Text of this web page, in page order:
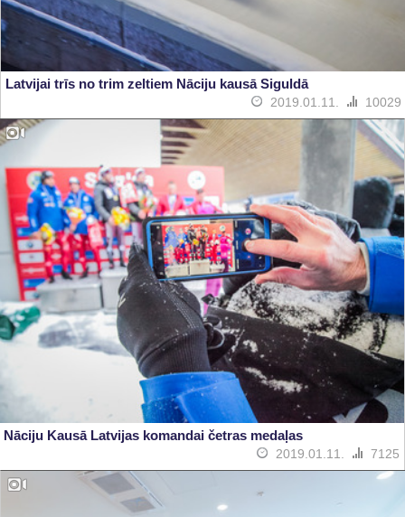
Latvijai trīs no trim zeltiem Nāciju kausā Siguldā
2019.01.11. 10029
Nāciju Kausā Latvijas komandai četras medaļas
2019.01.11. 7125